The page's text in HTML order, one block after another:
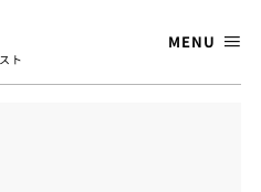
ト
MENU